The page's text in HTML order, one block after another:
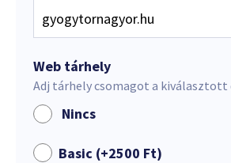
Web tárhely
Adj tárhely csomagot a kiválasztott
Nincs
Basic (+2500 Ft)